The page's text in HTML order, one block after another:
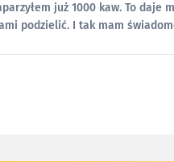
już 1000 kaw. To daje
podzielić. I tak mam